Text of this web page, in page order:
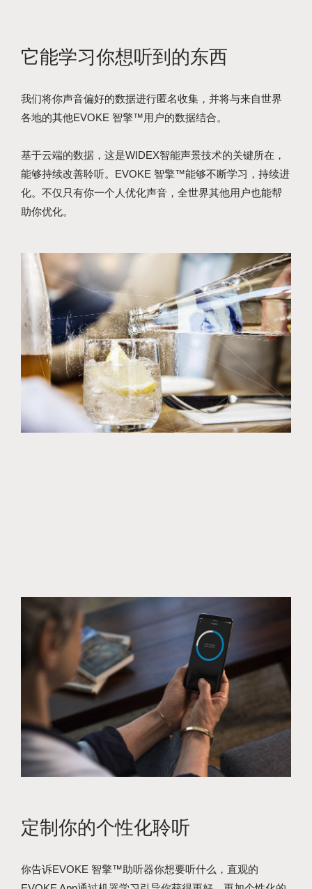
它能学习你想听到的东西
我们将你声音偏好的数据进行匿名收集，并将与来自世界
各地的其他EVOKE 智擎™用户的数据结合。
基于云端的数据，这是WIDEX智能声景技术的关键所在，
能够持续改善聆听。EVOKE 智擎™能够不断学习，持续进
化。不仅只有你一个人优化声音，全世界其他用户也能帮
助你优化。
定制你的个性化聆听
你告诉EVOKE 智擎™助听器你想要听什么，直观的